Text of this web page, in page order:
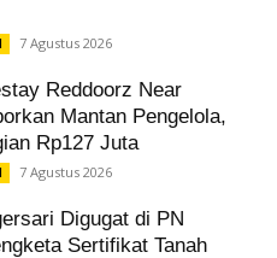
7 Agustus 2026
Reddoorz Near
Mantan Pengelola,
Rp127 Juta
7 Agustus 2026
Digugat di PN
Sertifikat Tanah